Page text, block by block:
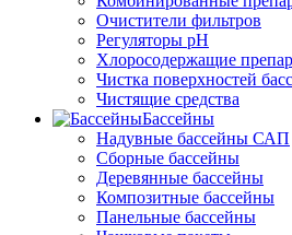
Очистители фильтров
Регуляторы pH
Хлоросодержащие
Чистка поверхностей
Чистящие средства
Бассейны
Надувные бассейны САП
Сборные бассейны
Деревянные бассейны
Композитные бассейны
Панельные бассейны